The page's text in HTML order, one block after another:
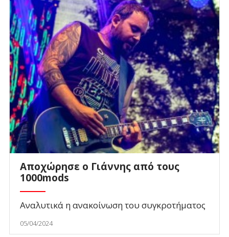
Αποχώρησε ο Γιάννης από τους
1000mods
Αναλυτικά η ανακοίνωση του συγκροτήματος
05/04/2024